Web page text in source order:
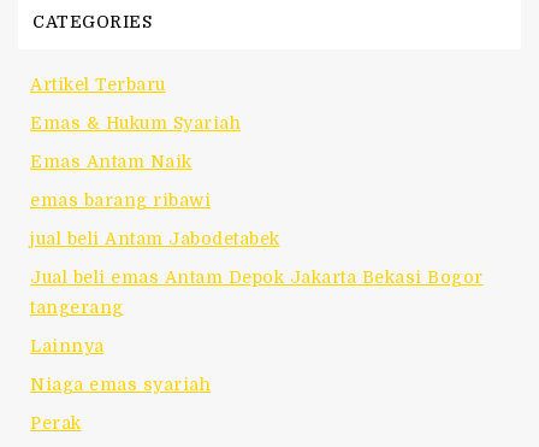
CATEGORIES
Artikel Terbaru
Emas & Hukum Syariah
Emas Antam Naik
emas barang ribawi
jual beli Antam Jabodetabek
Jual beli emas Antam Depok Jakarta Bekasi Bogor
tangerang
Lainnya
Niaga emas syariah
Perak